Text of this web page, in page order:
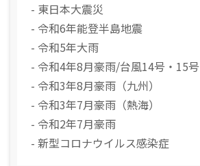
- 東日本大震災
- 令和6年能登半島地震
- 令和5年大雨
- 令和4年8月豪雨/台風14号・15号
- 令和3年8月豪雨（九州）
- 令和3年7月豪雨（熱海）
- 令和2年7月豪雨
- 新型コロナウイルス感染症